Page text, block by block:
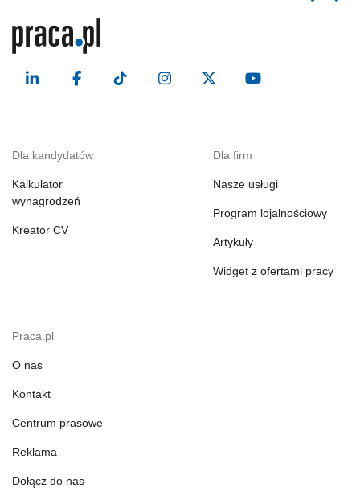
Dla kandydatów
Kalkulator
wynagrodzeń
Kreator CV
Dla firm
Nasze usługi
Program lojalnościowy
Artykuły
Widget z ofertami pracy
Praca.pl
O nas
Kontakt
Centrum prasowe
Reklama
Dołącz do nas